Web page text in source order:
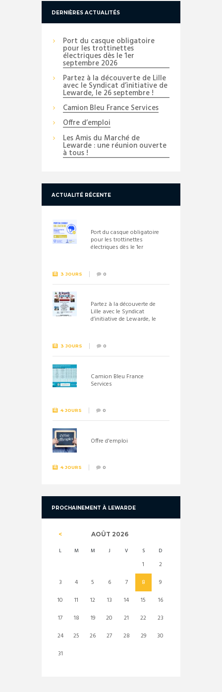
DERNIÈRES ACTUALITÉS
Port du casque obligatoire
pour les trottinettes
électriques dès le 1er
septembre 2026
Partez à la découverte de Lille
avec le Syndicat d’initiative de
Lewarde, le 26 septembre !
Camion Bleu France Services
Offre d’emploi
Les Amis du Marché de
Lewarde : une réunion ouverte
à tous !
ACTUALITÉ RÉCENTE
Port du casque obligatoire
pour les trottinettes
électriques dès le 1er
3 JOURS 0
Partez à la découverte de
Lille avec le Syndicat
d’initiative de Lewarde, le
3 JOURS 0
Camion Bleu France
Services
4 JOURS 0
Offre d'emploi
4 JOURS 0
PROCHAINEMENT À LEWARDE
AOÛT 2026
L M M J V S D
1
2
3
4 5 6 7 8
9
10
11 12 13 14 15
16
17
18 19 20 21 22
23
24
25 26 27 28 29
30
31